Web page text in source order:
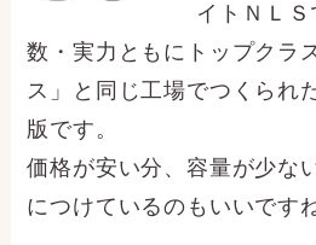
イトＮＬ
数・実力ともにトップクラ
ス」と同じ工場でつくられ
版です。
価格が安い分、容量が少な
につけているのもいいです